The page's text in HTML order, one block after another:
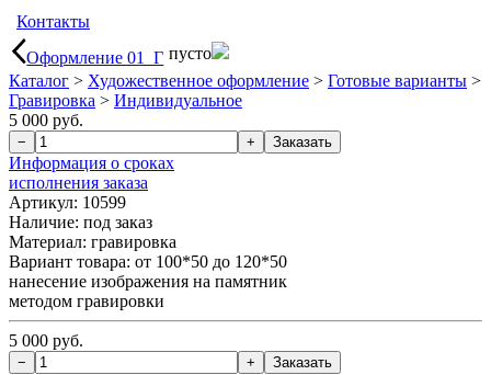
Контакты
Оформление 01_Г пусто
Каталог > Художественное оформление > Готовые варианты >
Гравировка > Индивидуальное
5 000 руб.
Информация о сроках
исполнения заказа
Артикул: 10599
Наличие: под заказ
Материал: гравировка
Вариант товара: от 100*50 до 120*50
нанесение изображения на памятник
методом гравировки
5 000 руб.